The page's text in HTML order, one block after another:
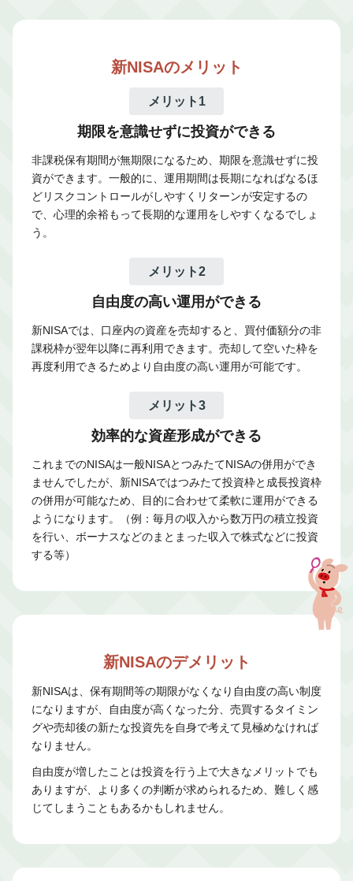
新NISAのメリット
メリット1
期限を意識せずに投資ができる
非課税保有期間が無期限になるため、期限を意識せずに投
資ができます。一般的に、運用期間は長期になればなるほ
どリスクコントロールがしやすくリターンが安定するの
で、心理的余裕もって長期的な運用をしやすくなるでしょ
う。
メリット2
自由度の高い運用ができる
新NISAでは、口座内の資産を売却すると、買付価額分の非
課税枠が翌年以降に再利用できます。売却して空いた枠を
再度利用できるためより自由度の高い運用が可能です。
メリット3
効率的な資産形成ができる
これまでのNISAは一般NISAとつみたてNISAの併用ができ
ませんでしたが、新NISAではつみたて投資枠と成長投資枠
の併用が可能なため、目的に合わせて柔軟に運用ができる
ようになります。（例：毎月の収入から数万円の積立投資
を行い、ボーナスなどのまとまった収入で株式などに投資
する等）
新NISAのデメリット
新NISAは、保有期間等の期限がなくなり自由度の高い制度
になりますが、自由度が高くなった分、売買するタイミン
グや売却後の新たな投資先を自身で考えて見極めなければ
なりません。
自由度が増したことは投資を行う上で大きなメリットでも
ありますが、より多くの判断が求められるため、難しく感
じてしまうこともあるかもしれません。